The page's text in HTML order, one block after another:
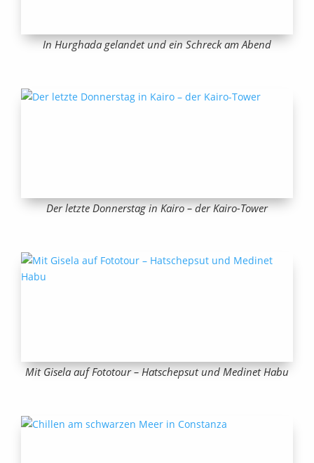
In Hurghada gelandet und ein Schreck am Abend
Der letzte Donnerstag in Kairo – der Kairo-Tower
Mit Gisela auf Fototour – Hatschepsut und Medinet Habu